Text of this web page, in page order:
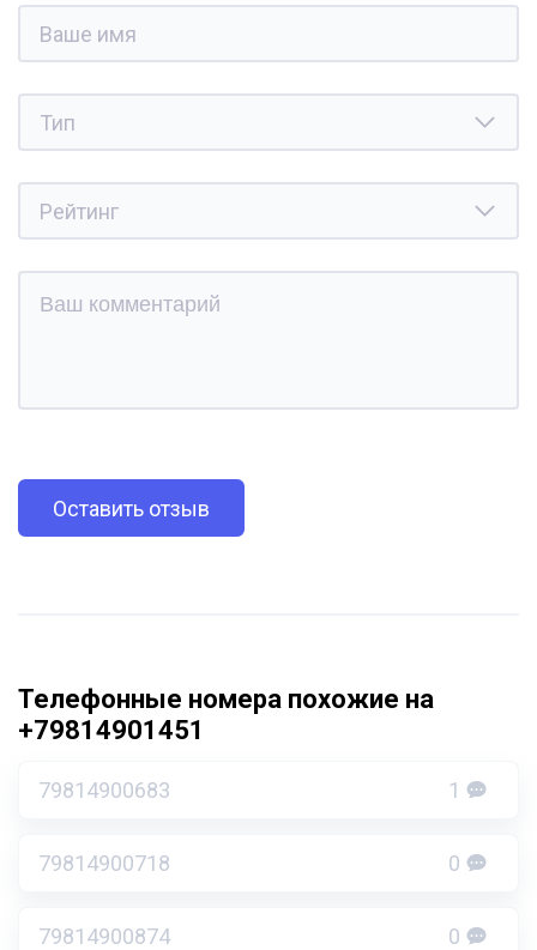
Оставить отзыв
Телефонные номера похожие на
+79814901451
79814900683 1
79814900718 0
79814900874 0